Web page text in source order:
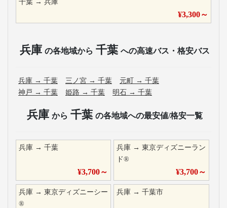
千葉 → 兵庫
¥3,300～
兵庫 の各地域から 千葉 への高速バス・格安バス
兵庫 → 千葉 三ノ宮 → 千葉 元町 → 千葉
神戸 → 千葉 姫路 → 千葉 明石 → 千葉
兵庫 から 千葉 の各地域への最安値/格安一覧
兵庫 → 千葉
¥3,700～
兵庫 →東京ディズニーラン
ド®
¥3,700～
兵庫 → 東京ディズニーシー
®
兵庫 →千葉市